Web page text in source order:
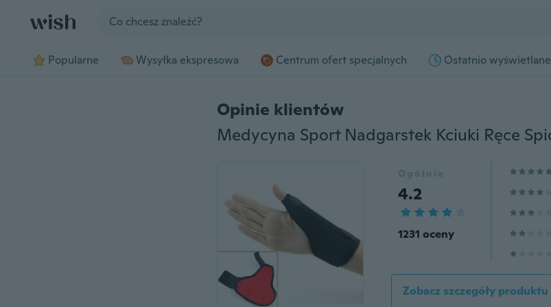
Popularne Wysyłka ekspresowa Centrum ofert specjalnych Ostatnio wyświetlane
Opinie klientów
Ogólnie
4.2
1231 oceny
Zobacz szczegóły produktu